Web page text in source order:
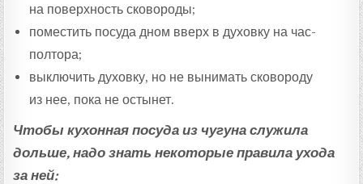
на поверхность сковороды;
поместить посуда дном вверх в духовку на час-
полтора;
выключить духовку, но не вынимать сковороду
из нее, пока не остынет.
Чтобы кухонная посуда из чугуна служила
дольше, надо знать некоторые правила ухода
за ней: